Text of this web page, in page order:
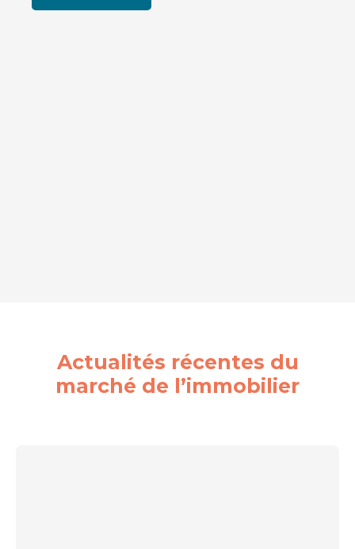
Actualités récentes du
marché de l’immobilier